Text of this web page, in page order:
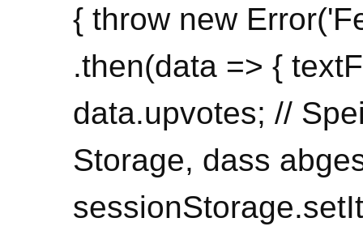
{ throw new
.then(data => {
data.upvotes; //
Storage, dass